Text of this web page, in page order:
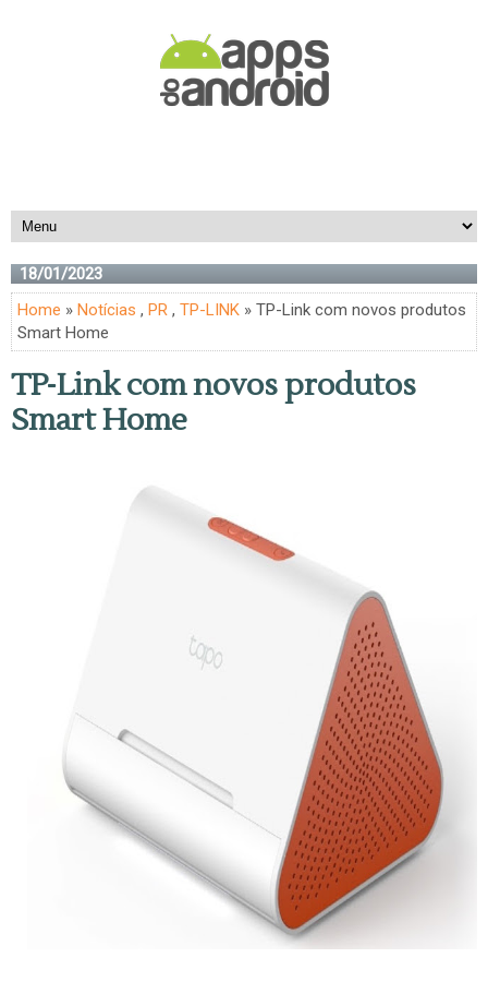
18/01/2023
Home » Notícias , PR , TP-LINK » TP-Link com novos produtos
Smart Home
TP-Link com novos produtos
Smart Home